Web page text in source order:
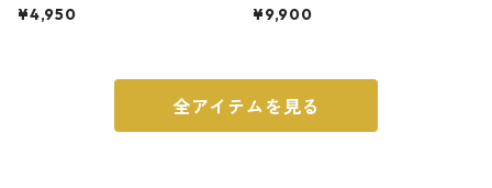
ト 3号 ブラック
¥4,950
m ガス火・IH対応 鉄フライパン
¥9,900
全アイテムを見る